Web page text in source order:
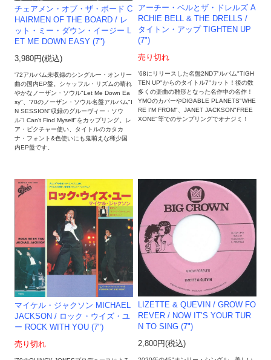
チェアメン・オブ・ザ・ボード C
HAIRMEN OF THE BOARD / レ
ット・ミー・ダウン・イージー L
ET ME DOWN EASY (7")
3,980円(税込)
'72アルバム未収録のシングルー・オンリー
曲の国内EP盤。シャッフル・リズムの晴れ
やかなノーザン・ソウル"Let Me Down Ea
sy"、'70のノーザン・ソウル名盤アルバム"I
N SESSION"収録のグルーヴィー・ソウ
ル"I Can't Find Myself"をカップリング。レ
ア・ピクチャー使い、タイトルのカタカ
ナ・フォント&色使いにも鬼萌えな稀少国
内EP盤です。
アーチー・ベルとザ・ドレルズ A
RCHIE BELL & THE DRELLS /
タイトン・アップ TIGHTEN UP
(7")
売り切れ
'68にリリースした名盤2NDアルバム"TIGH
TEN UP"からのタイトル7"カット！後の数
多くの楽曲の雛形となった名作中の名作！
YMOのカバーやDIGABLE PLANETS"WHE
RE I'M FROM"、JANET JACKSON"FREE
XONE"等でのサンプリングでオナジミ！
マイケル・ジャクソン MICHAEL
JACKSON / ロック・ウイズ・ユ
ー ROCK WITH YOU (7")
売り切れ
LIZETTE & QUEVIN / GROW FO
REVER / NOW IT’S YOUR TUR
N TO SING (7")
2,800円(税込)